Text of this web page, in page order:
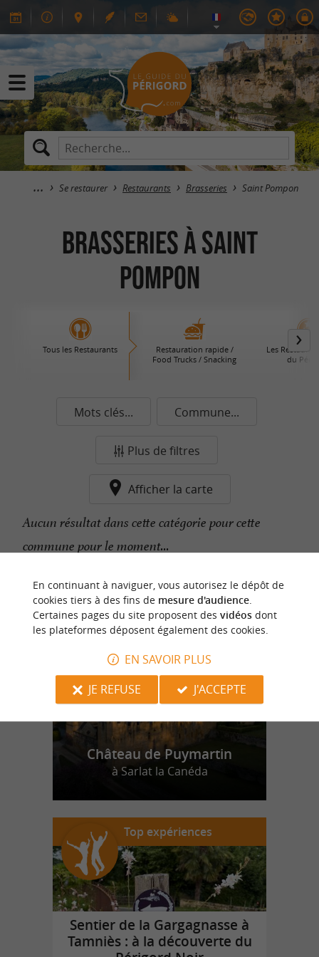
Se restaurer Restaurants Brasseries Saint Pompon
Brasseries à Saint
Pompon
Tous les Restaurants
Restauration rapide /
Food Trucks / Snacking
Les
du
Mots clés... Commune...
Plus de filtres
Afficher la carte
Aucun résultat dans cette catégorie pour cette
commune pour le moment...
n
o
t
r
e
c
o
u
p
d
e
c
o
e
u
r
Château de Puymartin
à Sarlat la Canéda
Top expériences
Sentier de la Gargagnasse à
Tamniès : à la découverte du
En continuant à naviguer, vous autorisez le dépôt de
cookies tiers à des fins de mesure d'audience.
Certaines pages du site proposent des vidéosdont
les plateformes déposent également des cookies.
EN SAVOIR PLUS
JE REFUSE
J'ACCEPTE